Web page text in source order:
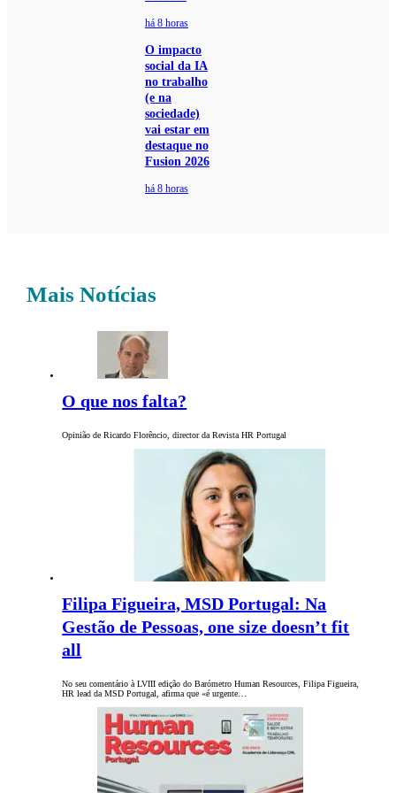
há 8 horas
O impacto
social da IA
no trabalho
(e na
sociedade)
vai estar em
destaque no
Fusion 2026
há 8 horas
Mais Notícias
O que nos falta?
Opinião de Ricardo Florêncio, director da Revista HR Portugal
Filipa Figueira, MSD Portugal: Na
Gestão de Pessoas, one size doesn’t fit
all
No seu comentário à LVIII edição do Barómetro Human Resources, Filipa Figueira,
HR lead da MSD Portugal, afirma que «é urgente…